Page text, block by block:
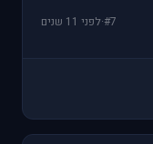
#7
·לפני 11 שנים